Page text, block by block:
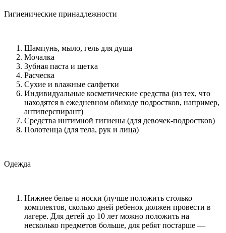
Гигиенические принадлежности
Шампунь, мыло, гель для душа
Мочалка
Зубная паста и щетка
Расческа
Сухие и влажные салфетки
Индивидуальные косметические средства (из тех, что
находятся в ежедневном обиходе подростков, например,
антиперспирант)
Средства интимной гигиены (для девочек-подростков)
Полотенца (для тела, рук и лица)
Одежда
Нижнее белье и носки (лучше положить столько
комплектов, сколько дней ребенок должен провести в
лагере. Для детей до 10 лет можно положить на
несколько предметов больше, для ребят постарше —